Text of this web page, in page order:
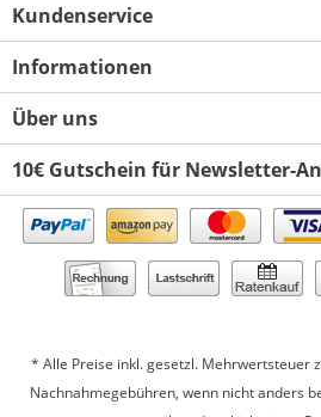
Kundenservice
Informationen
Über uns
10€ Gutschein für Newsletter-
* Alle Preise inkl. gesetzl. Mehrwertsteuer
Nachnahmegebühren, wenn nicht anders